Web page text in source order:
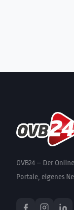
OVB24 – Der
Portale, eigenes